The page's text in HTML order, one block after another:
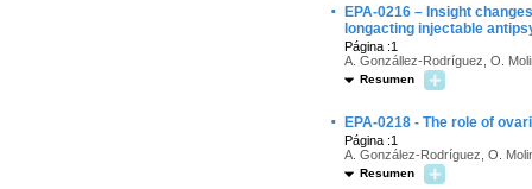
·
EPA-0216 – Insight
longacting injectable
Página :1
A. Gonzállez-Rodríguez, O.
Resumen
· EPA-0218 - The role of
Página :1
A. González-Rodríguez, O.
Resumen